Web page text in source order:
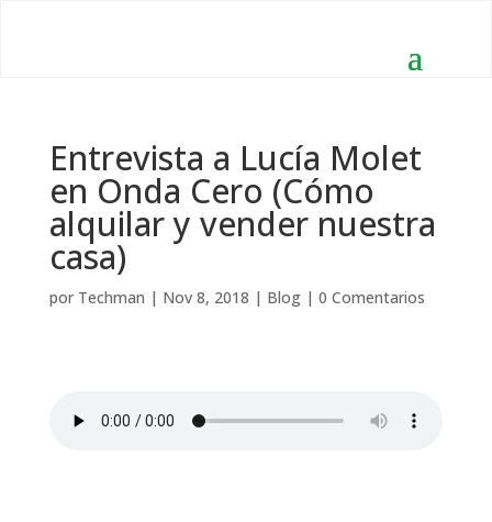
Entrevista a Lucía Molet
en Onda Cero (Cómo
alquilar y vender nuestra
casa)
por Techman | Nov 8, 2018 | Blog| 0 Comentarios